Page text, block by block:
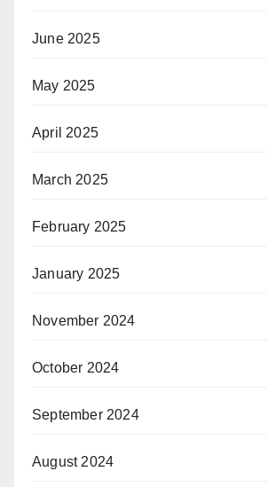
June 2025
May 2025
April 2025
March 2025
February 2025
January 2025
November 2024
October 2024
September 2024
August 2024